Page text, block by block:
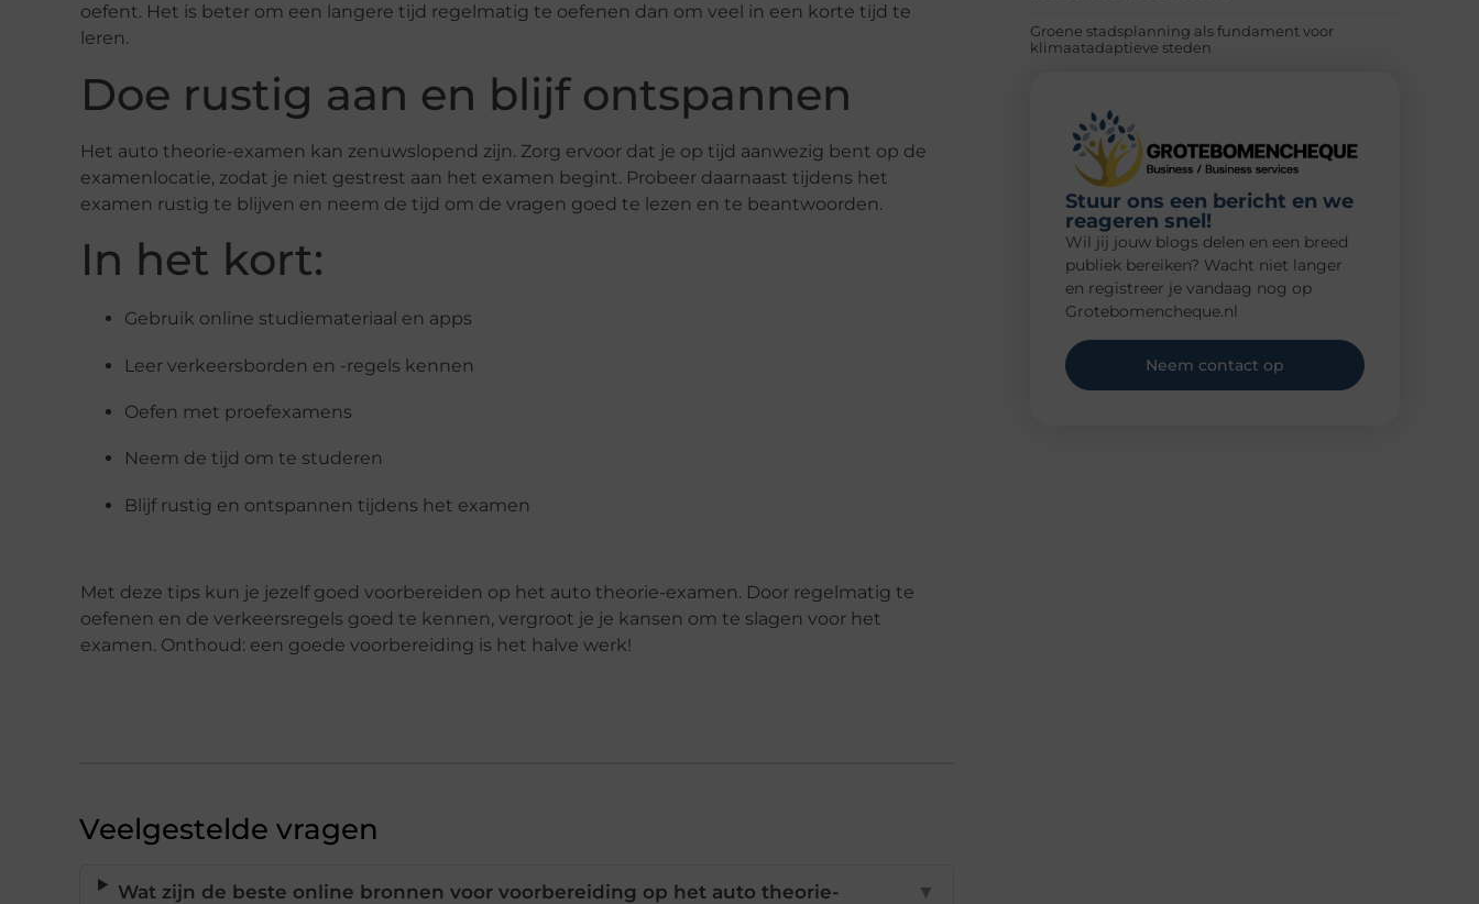
oefent. Het is beter om een langere tijd regelmatig te oefenen dan om veel in een korte tijd te
leren.
Doe rustig aan en blijf ontspannen
Het auto theorie-examen kan zenuwslopend zijn. Zorg ervoor dat je op tijd aanwezig bent op de
examenlocatie, zodat je niet gestrest aan het examen begint. Probeer daarnaast tijdens het
examen rustig te blijven en neem de tijd om de vragen goed te lezen en te beantwoorden.
In het kort:
Gebruik online studiemateriaal en apps
Leer verkeersborden en -regels kennen
Oefen met proefexamens
Neem de tijd om te studeren
Blijf rustig en ontspannen tijdens het examen
Met deze tips kun je jezelf goed voorbereiden op het auto theorie-examen. Door regelmatig te
oefenen en de verkeersregels goed te kennen, vergroot je je kansen om te slagen voor het
examen. Onthoud: een goede voorbereiding is het halve werk!
Veelgestelde vragen
Wat zijn de beste online bronnen voor voorbereiding op het auto theorie-
▼
Groene stadsplanning als fundament voor
klimaatadaptieve steden
Stuur ons een bericht en we
reageren snel!
Wil jij jouw blogs delen en een breed
publiek bereiken? Wacht niet langer
en registreer je vandaag nog op
Grotebomencheque.nl
Neem contact op